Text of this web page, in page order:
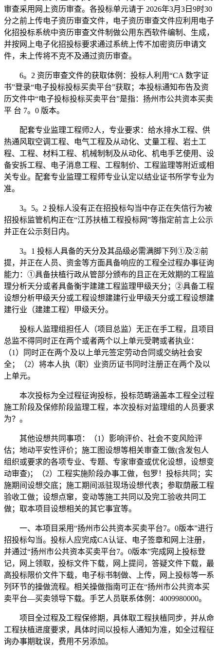
审查采用网上资历审查。各投标单元请于 2026年3月3日9时30
分之前上传电子资历审查文件，电子资历审查文件应利用电子
化招投标系统中资历审查文件制做公用东西软件编制、生成，
并按网上电子化招投标要求通过系统上传不加密资历申请文
件，未上传将不克不及通过资历审查。
6。2 资历审查文件的获取体例：投标人利用“CA 数字证
书”登录“电子投标投标买卖平台”获取；本投标通知布告及资
历文件中“电子投标投标买卖平台”是指：扬州市公共资本买卖
平 台 7。0 版本。
配套专业监理工程师2人，专业要求：给水排水工程、供
热通风取空调工程、电气工程及从动化、丈量工程、岩土工
程、工程、材料工程、机械制制及从动化、机电手艺使用、设
备安拆工程、电子消息工程、工程制价、工程监理等附近或相
关专业。配套专业监理工程师专业认定以结业证书所学专业为
准。
3。5。2 投标人没有正在招投标勾当中存正在失信行为被
招投标监管机构正在“江苏扶植工程投标网”等指定前言上公示
并正在公示刻日内。
3。1 投标人具备的天分及其品级必需满脚下列①及②前
提，并正在人员、资金等方面具备响应的工程全过程办事征询
能力：①具备扶植行政从管部分颁布的且正在无效期的工程监
理分析天分或者具备衡宇建建工程监理甲级天分；②具备工程
设想分析甲级天分或工程设想建建行业甲级天分或工程设想建
建行业（建建工程）甲级天分。
投标人监理组担任人（项目总监）无正在手工程，且项目
总监不得同时正在两个或者两个以上单元受聘或者执业：
（1）同时正在两个及以上单元签定劳动合同或交纳社会安
全；（2）将本人执（职）业资历证书同时注册正在两个及以
上单元。
本次投标为全过程征询投标，投标范畴涵盖本工程全过程
施工阶段及保修阶段监理工程，本次投标对监理组的人员要求
为？。
其他设想共同事项：（1）影响评价、社会不变风险评
估；地动平安性评价；施工图设想等相关审查工做(含发包人
组织或要求的各项专业、专题、专家审查或优化设想，设想变
动审查)；（2）工程实施阶段办事工做，包罗！投标共同；实
施期间设想交底；施工期间派驻现场设想代表；参取荫蔽工程
验收工做；设想点窜，变动等施工共同以及完工验收共同工
做；取本项目设想相关的其它事宜等。
一、本项目采用“扬州市公共资本买卖平台7。0版本”进行
招投标勾当。投标人应完成CA认证、电子签章和网上注册，
并通过“扬州市公共资本买卖平台7。0版本”完成网上投标登
记，网上领取，投标文件下载，网上提问，答疑文件下载，最
高投标限价文件下载，电子标书制做、上传，网上投标等一系
列环节的操做流程。相关操做指南可正在“扬州市公共资本买
卖平台—买卖领导下载。手艺人员联系体例：4009980000。
项目全过程及工程保修期，具体取工程扶植同步，并从命
工程扶植进度要求，具体时间以投标人通知为准，如全过程征
询办事期耽误，费用不另添加。